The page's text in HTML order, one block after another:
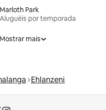
Marloth Park
Aluguéis por temporada
Mostrar mais
Ehlanzeni